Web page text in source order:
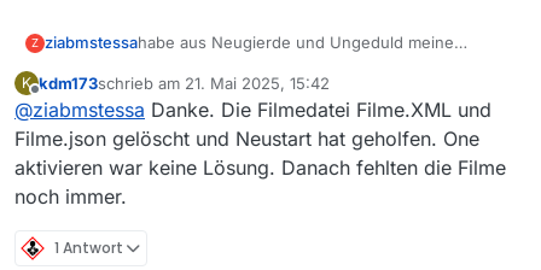
Z ziabmstessahabe aus Neugierde und Ungeduld meine
schneller vollständig neu geladen wurde - die
Sendungen sind jetzt da. Das Nachladen hatte
zuvor nicht geholfen, trotz Programmneustart.
K
Offline
kdm173schrieb am 21. Mai 2025, 15:42
zuletzt editiert von
@ziabmstessa Danke. Die Filmedatei Filme.XML und
Filme.json gelöscht und Neustart hat geholfen. One
aktivieren war keine Lösung. Danach fehlten die Filme
noch immer.
1 Antwort